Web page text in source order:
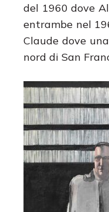
del 1960 dove
entrambe nel
Claude dove
nord di San